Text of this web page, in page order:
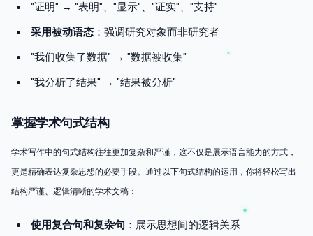
"证明" → "表明"、"显示"、"证实"、"支持"
采用被动语态 ：强调研究对象而非研究者
"我们收集了数据" → "数据被收集"
"我分析了结果" → "结果被分析"
掌握学术句式结构
学术写作中的句式结构往往更加复杂和严谨，这不仅是展示语言能力的方式，
更是精确表达复杂思想的必要手段。通过以下句式结构的运用，你将轻松写出
结构严谨、逻辑清晰的学术文稿：
使用复合句和复杂句 ：展示思想间的逻辑关系